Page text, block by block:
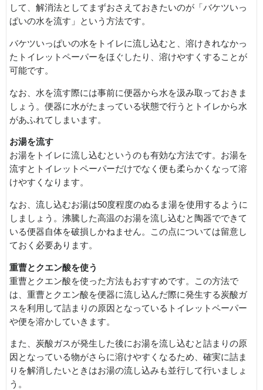
して、解消法としてまずおさえておきたいのが「バケツいっ
ぱいの水を流す」という方法です。
バケツいっぱいの水をトイレに流し込むと、溶けきれなかっ
たトイレットペーパーをほぐしたり、溶けやすくすることが
可能です。
なお、水を流す際には事前に便器から水を汲み取っておきま
しょう。便器に水がたまっている状態で行うとトイレから水
があふれてしまいます。
お湯を流す
お湯をトイレに流し込むというのも有効な方法です。お湯を
流すとトイレットペーパーだけでなく便も柔らかくなって溶
けやすくなります。
なお、流し込むお湯は50度程度のぬるま湯を使用するように
しましょう。沸騰した高温のお湯を流し込むと陶器でできて
いる便器自体を破損しかねません。この点については留意し
ておく必要あります。
重曹とクエン酸を使う
重曹とクエン酸を使った方法もおすすめです。この方法で
は、重曹とクエン酸を便器に流し込んだ際に発生する炭酸ガ
スを利用して詰まりの原因となっているトイレットペーパー
や便を溶かしていきます。
また、炭酸ガスが発生した後にお湯を流し込むと詰まりの原
因となっている物がさらに溶けやすくなるため、確実に詰ま
りを解消したいときはお湯の流し込みも並行して行いましょ
う。